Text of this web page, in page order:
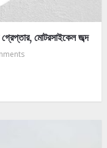
গ্রেপ্তার, মোটরসাইকেল জব্দ